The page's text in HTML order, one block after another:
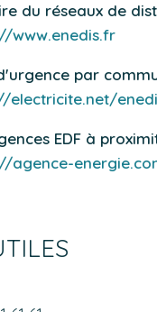
du réseaux de
www.enedis.fr
par
electricite.net/
EDF à
agence-